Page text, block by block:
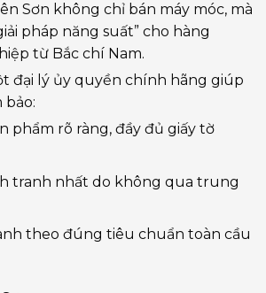
Sơn không chỉ bán máy móc, mà
pháp năng suất” cho hàng
từ Bắc chí Nam.
đại lý ủy quyền chính hãng giúp
bảo:
phẩm rõ ràng, đầy đủ giấy tờ
tranh nhất do không qua trung
theo đúng tiêu chuẩn toàn cầu